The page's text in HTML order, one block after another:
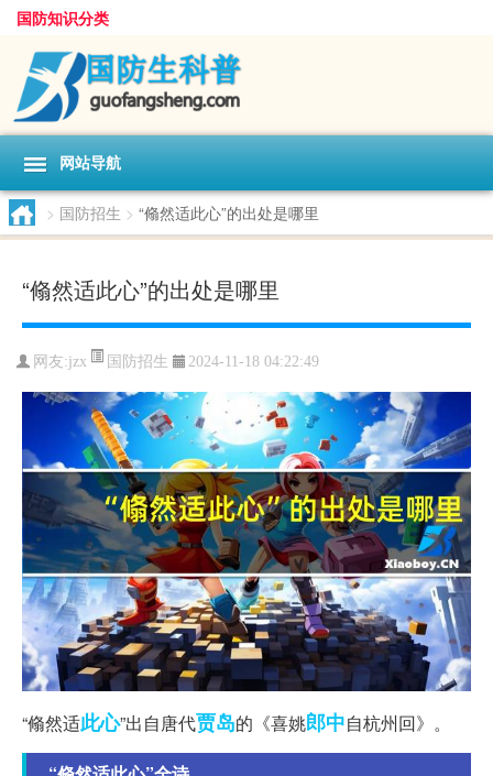
国防知识分类
网站导航
> 国防招生 > “翛然适此心”的出处是哪里
“翛然适此心”的出处是哪里
网友:jzx 国防招生 2024-11-18 04:22:49
“翛然适此心”出自唐代贾岛的《喜姚郎中自杭州回》。